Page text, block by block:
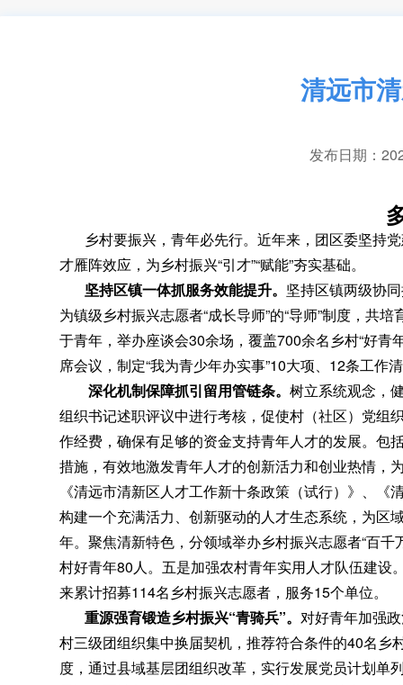
清远市
发布日期：
乡村要振兴 ， 青年必先行。近年来 ， 团区委坚持
才雁阵效应 ， 为乡村振兴“引才”“赋能”夯实基础。
坚持区镇一体抓服务效能提升。 坚持区镇两级协
为镇级乡村振兴志愿者“成长导师”的“导师”制度 ， 共培
于青年 ， 举办座谈会30余场，覆盖700余名乡村“好青
席会议 ， 制定“我为青少年办实事”10大项、12条工作
深化机制保障抓引留用管链条。 树立系统观念 ，
组织书记述职评议中进行考核，促使村（社区）党组
作经费 ， 确保有足够的资金支持青年人才的发展。包
措施 ， 有效地激发青年人才的创新活力和创业热情，
《清远市清新区人才工作新十条政策（试行）》、
构建一个充满活力、创新驱动的人才生态系统 ， 为区
年。 聚焦清新特色，分领域举办乡村振兴志愿者“百
村好青年80人。 五是加强农村青年实用人才队伍建设
来累计招募114名乡村振兴志愿者 ， 服务15个单位。
重源强育锻造乡村振兴“青骑兵”。 对好青年加强
村三级团组织集中换届契机，推荐符合条件的40名乡
度 ， 通过县域基层团组织改革，实行发展党员计划单